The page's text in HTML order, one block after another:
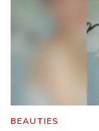
BEAUTIES